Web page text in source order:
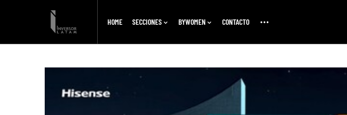
HOME SECCIONES BYWOMEN CONTACTO